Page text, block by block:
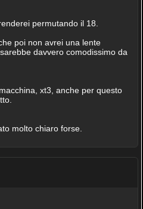
permutando il 18.
poi non avrei una lente
davvero comodissimo da
xt3, anche per questo
molto chiaro forse.